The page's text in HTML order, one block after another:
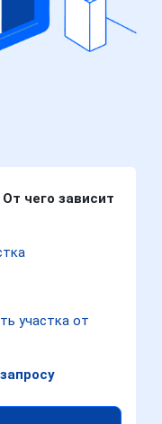
чего зависит
участка от